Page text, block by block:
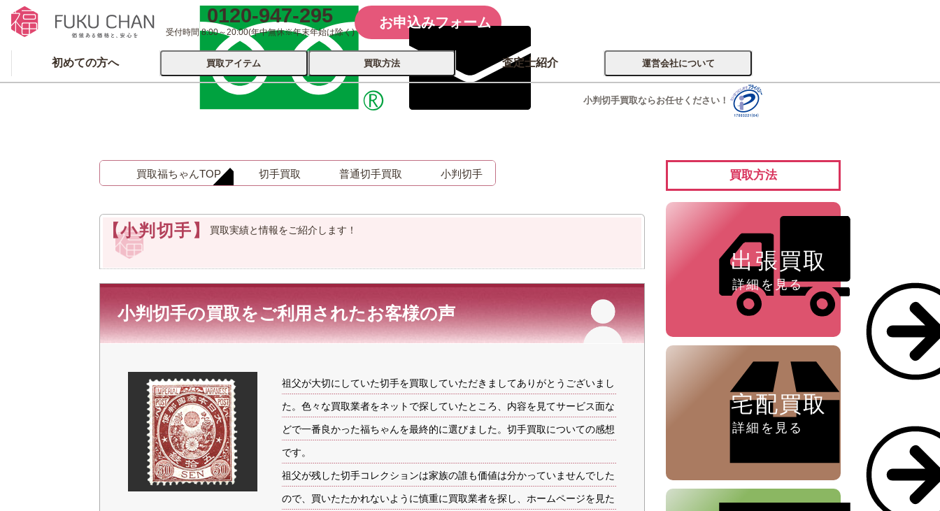
小判切手買取ならお任せください！
0120-947-295
受付時間 8:00～20:00(年中無休※年末年始は除く)
お申込みフォーム
初めての方へ 買取アイテム
食器 洋服
ブランド
古銭 ⁄
レコード
骨董品 お酒
貴金属
買取方法 査定士紹介 運営会社について
買取福ちゃんTOP 切手買取 普通切手買取 小判切手
【小判切手】買取実績と情報をご紹介します！
小判切手の買取をご利用されたお客様の声
祖父が大切にしていた切手を買取していただきましてありがとうございまし
た。色々な買取業者をネットで探していたところ、内容を見てサービス面な
どで一番良かった福ちゃんを最終的に選びました。切手買取についての感想
です。
祖父が残した切手コレクションは家族の誰も価値は分かっていませんでした
ので、買いたたかれないように慎重に買取業者を探し、ホームページを見た
買取方法
出張買取
詳細を見る
宅配買取
詳細を見る